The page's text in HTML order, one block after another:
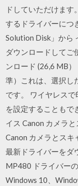
ドしていただけま
するドライバーにつ
Solution Disk」から
ダウンロードしてご
ンロード (26,6 MB
準）これは、選択し
です。 ワイヤレス
を設定することもで
イス Canon カメラ
Canon カメラとス
最新ドライバーをダ
MP480 ドライバー
Windows 10、